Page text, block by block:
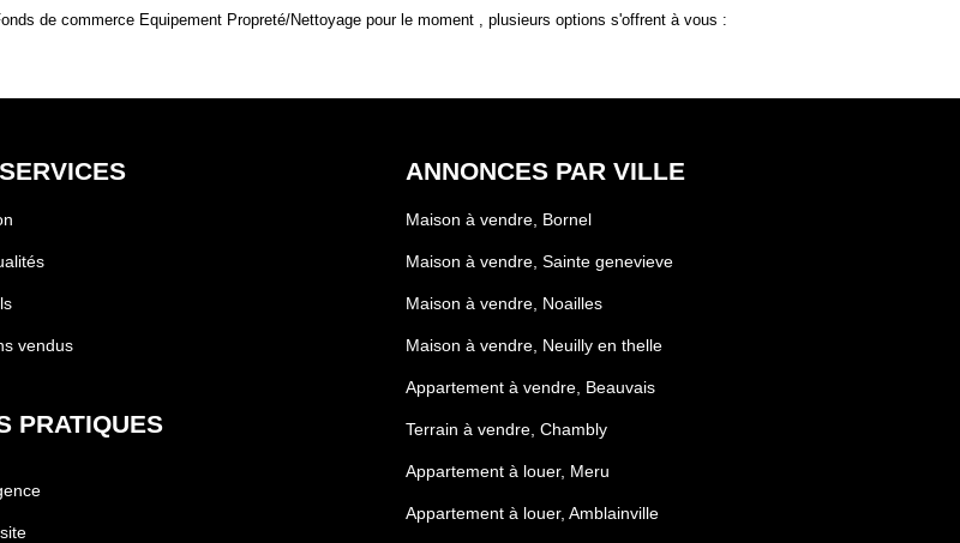
de commerce Equipement Propreté/Nettoyage pour le moment , plusieurs options s'offrent à vous :
vendus
PRATIQUES
ANNONCES PAR VILLE
Maison à vendre, Bornel
Maison à vendre, Sainte genevieve
Maison à vendre, Noailles
Maison à vendre, Neuilly en thelle
Appartement à vendre, Beauvais
Terrain à vendre, Chambly
Appartement à louer, Meru
Appartement à louer, Amblainville